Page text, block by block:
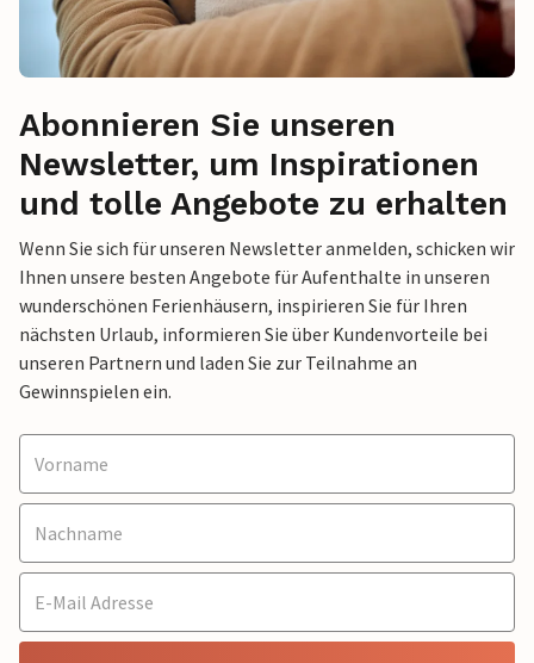
Abonnieren Sie unseren
Newsletter, um Inspirationen
und tolle Angebote zu erhalten
Wenn Sie sich für unseren Newsletter anmelden, schicken wir
Ihnen unsere besten Angebote für Aufenthalte in unseren
wunderschönen Ferienhäusern, inspirieren Sie für Ihren
nächsten Urlaub, informieren Sie über Kundenvorteile bei
unseren Partnern und laden Sie zur Teilnahme an
Gewinnspielen ein.